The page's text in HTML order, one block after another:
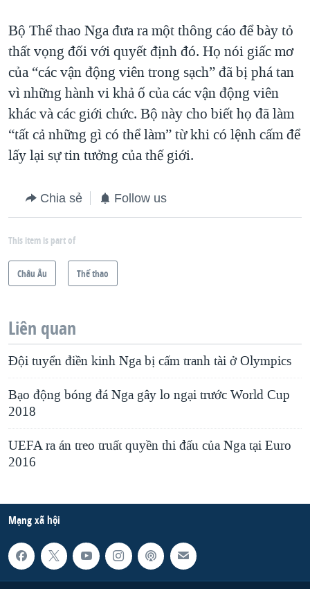
Bộ Thể thao Nga đưa ra một thông cáo để bày tỏ
thất vọng đối với quyết định đó. Họ nói giấc mơ
của “các vận động viên trong sạch” đã bị phá tan
vì những hành vi khả ố của các vận động viên
khác và các giới chức. Bộ này cho biết họ đã làm
“tất cả những gì có thể làm” từ khi có lệnh cấm để
lấy lại sự tin tưởng của thế giới.
Chia sẻ Follow us
This item is part of
Châu Âu Thể thao
Liên quan
Đội tuyển điền kinh Nga bị cấm tranh tài ở Olympics
Bạo động bóng đá Nga gây lo ngại trước World Cup
2018
UEFA ra án treo truất quyền thi đấu của Nga tại Euro
2016
Mạng xã hội